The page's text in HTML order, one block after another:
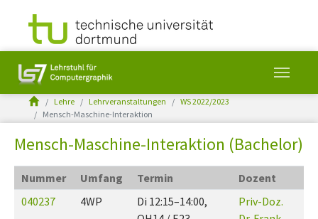
Skip to main content
You are here:
Lehre Lehrveranstaltungen
WS 2022/2023
Mensch-Maschine-Interaktion
Mensch-Maschine-Interaktion (Bachelor)
Nummer Umfang Termin
Dozent
040237
4WP
Di 12:15–14:00,
Priv-Doz.